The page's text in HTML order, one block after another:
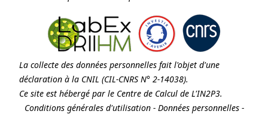
La collecte des données personnelles fait l'objet d'une
déclaration à la CNIL (CIL-CNRS N° 2-14038).
Ce site est hébergé par le Centre de Calcul de L'IN2P3.
Conditions générales d'utilisation- Données personnelles-